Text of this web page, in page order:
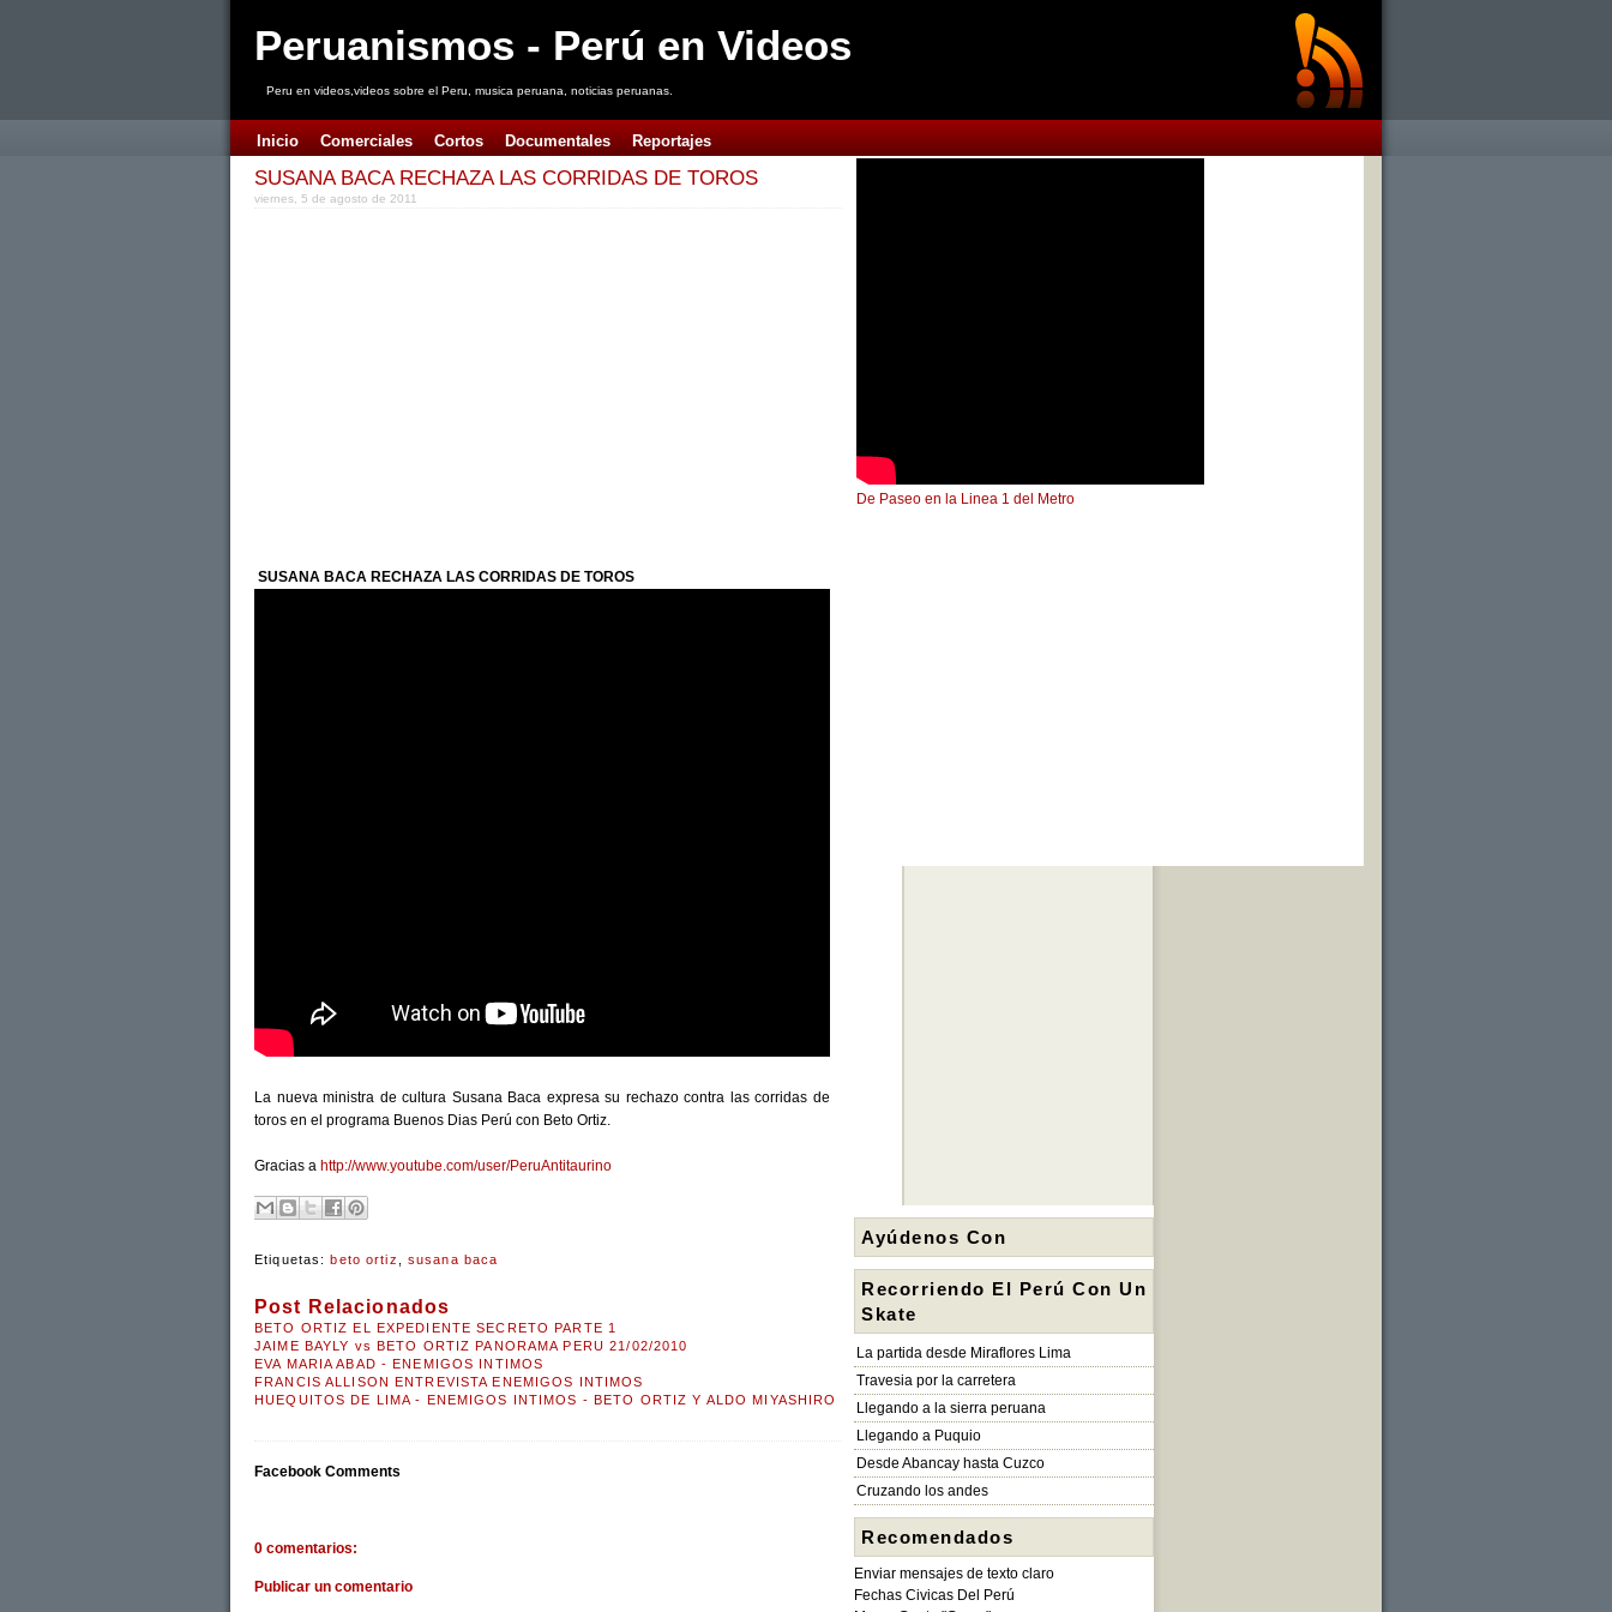
Peruanismos - Perú en Videos
Peru en videos,videos sobre el Peru, musica peruana, noticias peruanas.
Inicio Comerciales Cortos Documentales Reportajes
SUSANA BACA RECHAZA LAS CORRIDAS DE TOROS
viernes, 5 de agosto de 2011
SUSANA BACA RECHAZA LAS CORRIDAS DE TOROS
La nueva ministra de cultura Susana Baca expresa su rechazo contra las corridas de
toros en el programa Buenos Dias Perú con Beto Ortiz.
Gracias a http://www.youtube.com/user/PeruAntitaurino
Etiquetas: beto ortiz , susana baca
Post Relacionados
BETO ORTIZ EL EXPEDIENTE SECRETO PARTE 1
JAIME BAYLY vs BETO ORTIZ PANORAMA PERU 21/02/2010
EVA MARIA ABAD - ENEMIGOS INTIMOS
FRANCIS ALLISON ENTREVISTA ENEMIGOS INTIMOS
HUEQUITOS DE LIMA - ENEMIGOS INTIMOS - BETO ORTIZ Y ALDO MIYASHIRO
Facebook Comments
0 comentarios:
Publicar un comentario
De Paseo en la Linea 1 del Metro
Ayúdenos Con
Recorriendo El Perú Con Un
Skate
La partida desde Miraflores Lima
Travesia por la carretera
Llegando a la sierra peruana
Llegando a Puquio
Desde Abancay hasta Cuzco
Cruzando los andes
Recomendados
Enviar mensajes de texto claro
Fechas Civicas Del Perú